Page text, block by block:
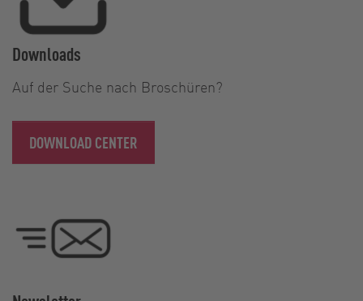
Downloads
Auf der Suche nach Broschüren?
DOWNLOAD CENTER